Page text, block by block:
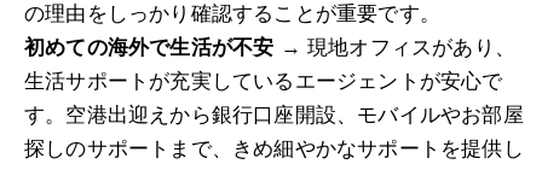
の理由をしっかり確認することが重要です。
初めての海外で生活が不安 → 現地オフィスがあり、
生活サポートが充実しているエージェントが安心で
す。空港出迎えから銀行口座開設、モバイルやお部屋
探しのサポートまで、きめ細やかなサポートを提供し